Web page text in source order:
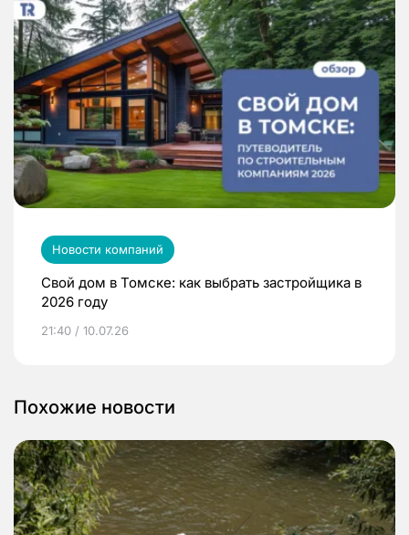
Новости компаний
Свой дом в Томске: как выбрать застройщика в
2026 году
21:40 / 10.07.26
Похожие новости